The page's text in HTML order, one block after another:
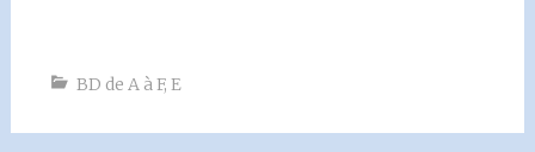
BD de A à F, E